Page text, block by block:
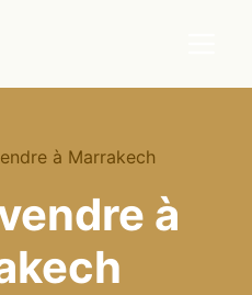
à Marrakech
à